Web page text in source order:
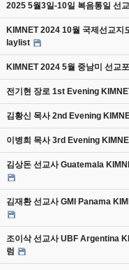
2025 5월3일-10일 복음통일 선
KIMNET 2024 10월 국제선교지
laylist
KIMNET 2024 5월 중남미 선교
전기현 장로 1st Evening
김황신 목사 2nd Evening
이병희 목사 3rd Evening
김상돈 선교사 Guatemala
김재환 선교사 GMI Panama
조이삭 선교사 UBF Argentina
럼